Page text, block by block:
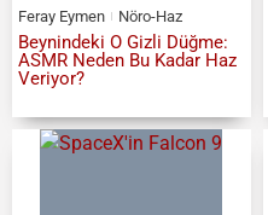
Feray Eymen Nöro-Haz
Beynindeki O Gizli Düğme:
ASMR Neden Bu Kadar Haz
Veriyor?